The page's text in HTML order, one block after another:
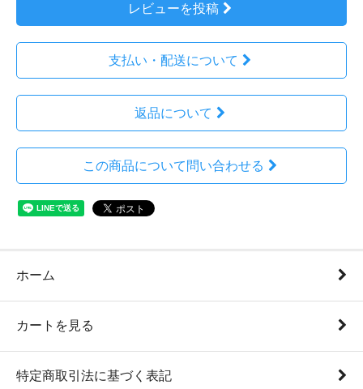
レビューを投稿
支払い・配送について
返品について
この商品について問い合わせる
ホーム
カートを見る
特定商取引法に基づく表記